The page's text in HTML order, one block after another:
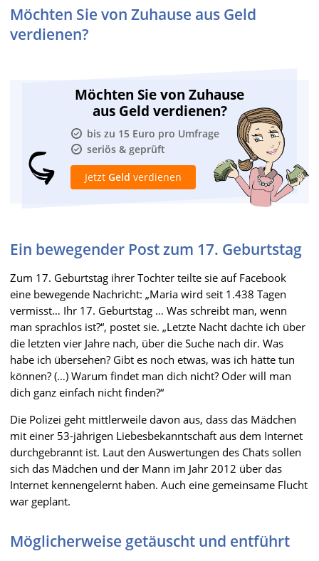
Möchten Sie von Zuhause aus Geld
verdienen?
Möchten Sie von Zuhause
aus Geld verdienen?
bis zu 15 Euro pro Umfrage
seriös & geprüft
Jetzt Geld verdienen
Ein bewegender Post zum 17. Geburtstag
Zum 17. Geburtstag ihrer Tochter teilte sie auf Facebook
eine bewegende Nachricht: „Maria wird seit 1.438 Tagen
vermisst… Ihr 17. Geburtstag … Was schreibt man, wenn
man sprachlos ist?“, postet sie. „Letzte Nacht dachte ich über
die letzten vier Jahre nach, über die Suche nach dir. Was
habe ich übersehen? Gibt es noch etwas, was ich hätte tun
können? (…) Warum findet man dich nicht? Oder will man
dich ganz einfach nicht finden?“
Die Polizei geht mittlerweile davon aus, dass das Mädchen
mit einer 53-jährigen Liebesbekanntschaft aus dem Internet
durchgebrannt ist. Laut den Auswertungen des Chats sollen
sich das Mädchen und der Mann im Jahr 2012 über das
Internet kennengelernt haben. Auch eine gemeinsame Flucht
war geplant.
Möglicherweise getäuscht und entführt